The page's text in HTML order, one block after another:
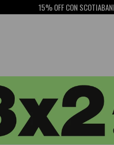
15% OFF CON SCOTIABANK